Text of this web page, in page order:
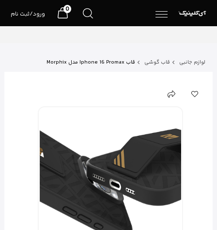
ورود/ثبت نام
0
لوازم جانبی قاب گوشی قاب Iphone 16 Promax مدل Morphix